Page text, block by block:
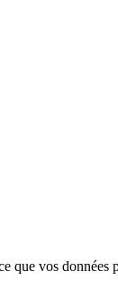
que vos